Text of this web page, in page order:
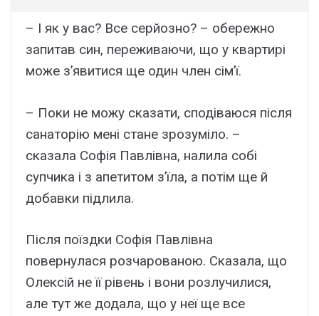
– І як у вас? Все серйозно? – обережно
запитав син, переживаючи, що у квартирі
може з’явитися ще один член сім’ї.
– Поки не можу сказати, сподіваюся після
санаторію мені стане зрозуміло. –
сказала Софія Павлівна, налила собі
супчика і з апетитом з’їла, а потім ще й
добавки підлила.
Після поїздки Софія Павлівна
повернулася розчарованою. Сказала, що
Олексій не її рівень і вони розлучилися,
але тут же додала, що у неї ще все